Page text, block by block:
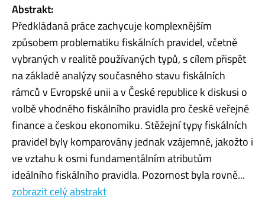
Abstrakt:
Předkládaná práce zachycuje komplexnějším
způsobem problematiku fiskálních pravidel, včetně
vybraných v realitě používaných typů, s cílem přispět
na základě analýzy současného stavu fiskálních
rámců v Evropské unii a v České republice k diskusi o
volbě vhodného fiskálního pravidla pro české veřejné
finance a českou ekonomiku. Stěžejní typy fiskálních
pravidel byly komparovány jednak vzájemně, jakožto i
ve vztahu k osmi fundamentálním atributům
ideálního fiskálního pravidla. Pozornost byla rovně...
zobrazit celý abstrakt